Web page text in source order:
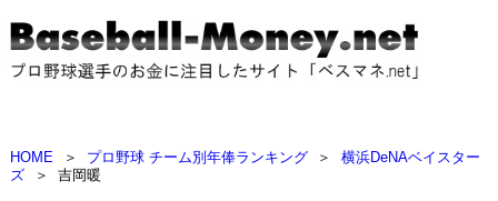
HOME ＞ プロ野球 チーム別年俸ランキング ＞
横浜DeNAベイスター
ズ
＞ 吉岡暖